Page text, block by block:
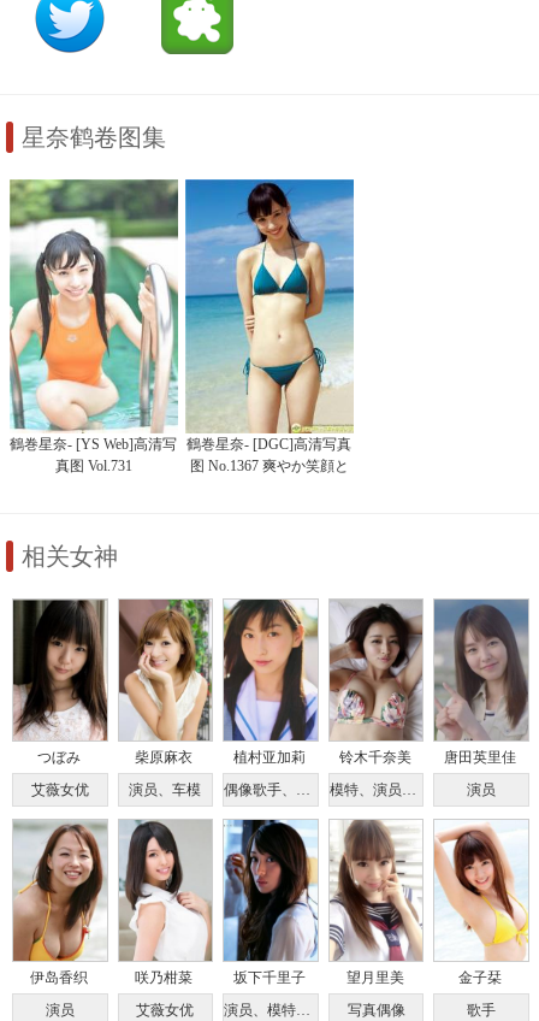
星奈鹤卷图集
鶴巻星奈- [YS Web]高清写
真图 Vol.731
鶴巻星奈- [DGC]高清写真
图 No.1367 爽やか笑顔と
相关女神
つぼみ
艾薇女优
柴原麻衣
演员、车模
植村亚加莉
偶像歌手、演员
铃木千奈美
模特、演员、主持人
唐田英里佳
演员
伊岛香织
演员
咲乃柑菜
艾薇女优
坂下千里子
演员、模特、主持人
望月里美
写真偶像
金子栞
歌手